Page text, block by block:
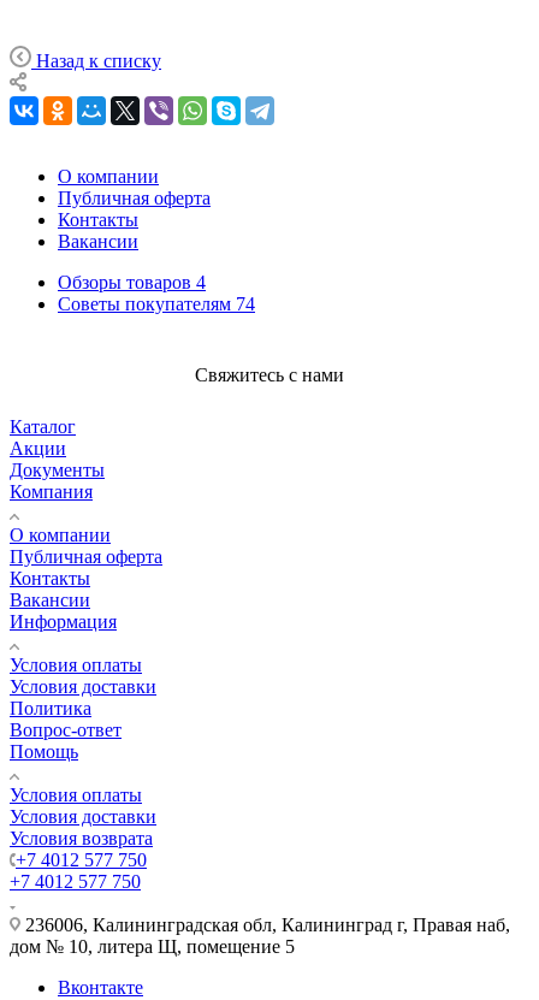
Назад к списку
О компании
Публичная оферта
Контакты
Вакансии
Обзоры товаров 4
Советы покупателям 74
Свяжитесь с нами
Каталог
Акции
Документы
Компания
О компании
Публичная оферта
Контакты
Вакансии
Информация
Условия оплаты
Условия доставки
Политика
Вопрос-ответ
Помощь
Условия оплаты
Условия доставки
Условия возврата
+7 4012 577 750
+7 4012 577 750
236006, Калининградская обл, Калининград г, Правая наб,
дом № 10, литера Щ, помещение 5
Вконтакте